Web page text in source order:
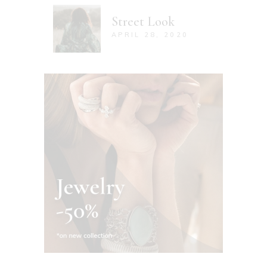
Street Look
APRIL 28, 2020